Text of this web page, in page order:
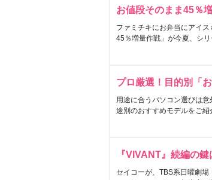
お値段そのまま45％
ファミチキにお弁当にアイ
45％増量作戦」が今夏、シリ
プロ厳選！目的別「
用途に合うパソコン選びは
途別のおすすめモデルをご紹
『VIVANT』続編の
セイコーが、TBS系日曜劇